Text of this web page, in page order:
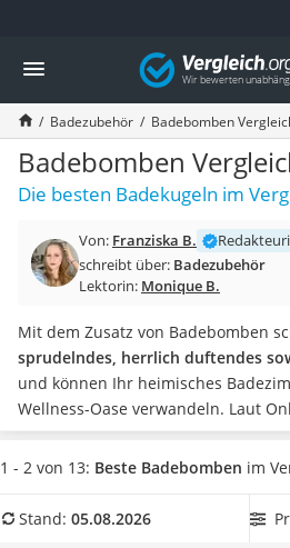
Die beliebtesten Vergleiche nach
Drogerie
Inhalator
Haarschneider
Rollator
Braun Rasierer
Katzenklappe (Chip)
Masturbator
Massagepistole
Reisehaartrockner
Eiweißpulver
Magnesiumpräparat
Katzenklappe
Nackenmassagegerät
Zeckenschutz Katze
Philips-Sonicare-Zahnbürste
Vergleich
Badezubehör Badebomben
Badebomben
Die besten Badekugeln im
Von: Franziska B.
schreibt über: Badezubehör
Lektorin: Monique B.
Mit dem Zusatz von Badebomben
sprudelndes, herrlich duftendes
und können Ihr heimisches
Wellness-Oase verwandeln. Laut
Badekugeln enthaltenen
pflegende und reinigende Wirkung
Haut zusätzlich mit
Feuchtigkeit
1 - 2 von 13: Beste Badebomben im
Stand: 05.08.2026